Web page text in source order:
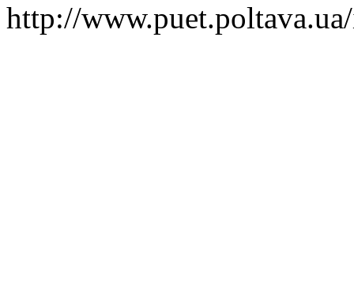
http://